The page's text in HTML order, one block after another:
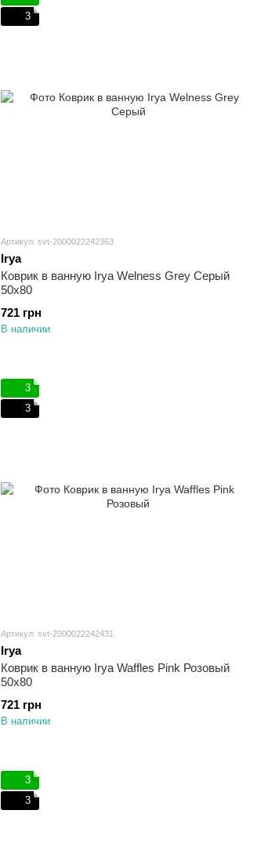
3
Артикул: svt-2000022242363
Irya
Коврик в ванную Irya Welness Grey Серый
50х80
721 грн
В наличии
3
3
Артикул: svt-2000022242431
Irya
Коврик в ванную Irya Waffles Pink Розовый
50х80
721 грн
В наличии
3
3